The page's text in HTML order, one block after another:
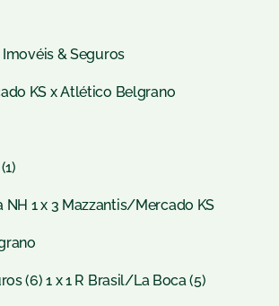
& Seguros
KS x Atlético Belgrano
NH 1 x 3 Mazzantis/Mercado KS
(6) 1 x 1 R Brasil/La Boca (5)